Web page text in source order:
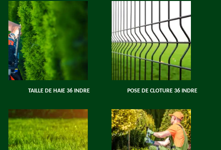
TAILLE DE HAIE 36 INDRE POSE DE CLOTURE 36 INDRE